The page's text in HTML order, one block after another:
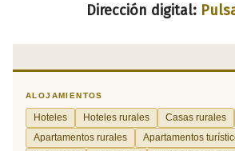
Dirección digital: